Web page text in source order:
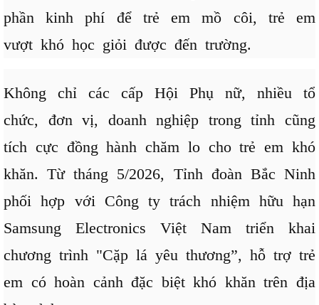
phần kinh phí để trẻ em mồ côi, trẻ em
vượt khó học giỏi được đến trường.
Không chỉ các cấp Hội Phụ nữ, nhiều tổ
chức, đơn vị, doanh nghiệp trong tỉnh cũng
tích cực đồng hành chăm lo cho trẻ em khó
khăn. Từ tháng 5/2026, Tỉnh đoàn Bắc Ninh
phối hợp với Công ty trách nhiệm hữu hạn
Samsung Electronics Việt Nam triển khai
chương trình "Cặp lá yêu thương”, hỗ trợ trẻ
em có hoàn cảnh đặc biệt khó khăn trên địa